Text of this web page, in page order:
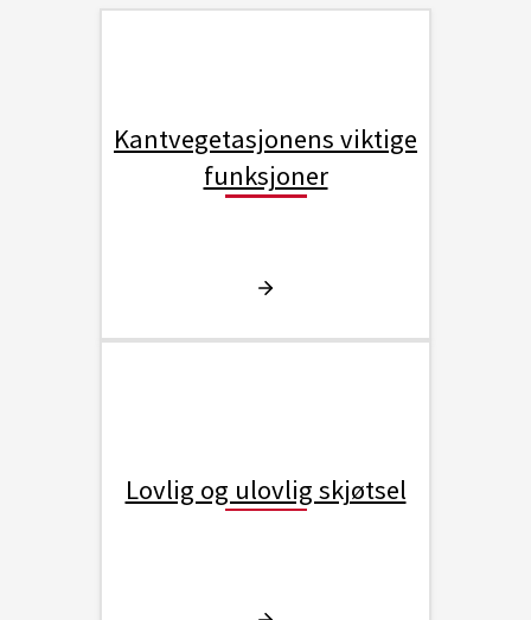
Kantvegetasjonens viktige
funksjoner
Lovlig og ulovlig skjøtsel